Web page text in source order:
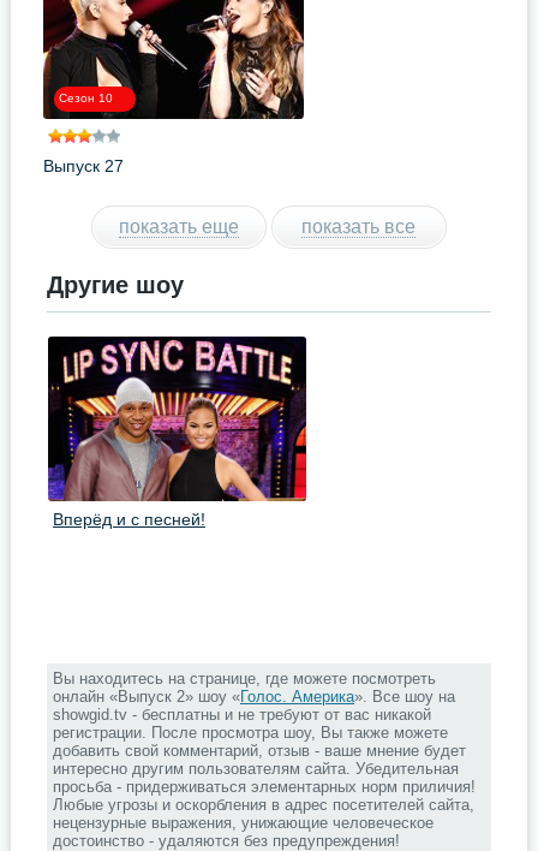
Сезон 10
Выпуск 27
показать еще показать все
Другие шоу
Вперёд и с песней!
Вы находитесь на странице, где можете посмотреть
онлайн «Выпуск 2» шоу «Голос. Америка». Все шоу на
showgid.tv - бесплатны и не требуют от вас никакой
регистрации. После просмотра шоу, Вы также можете
добавить свой комментарий, отзыв - ваше мнение будет
интересно другим пользователям сайта. Убедительная
просьба - придерживаться элементарных норм приличия!
Любые угрозы и оскорбления в адрес посетителей сайта,
нецензурные выражения, унижающие человеческое
достоинство - удаляются без предупреждения!